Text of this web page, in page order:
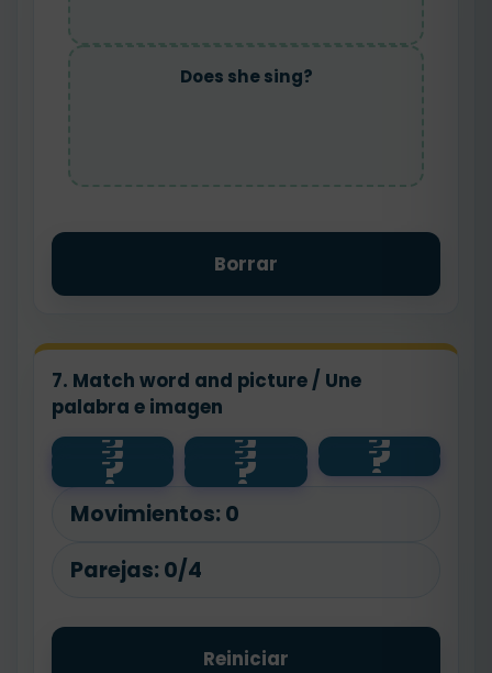
Does she sing?
Borrar
7. Match word and picture / Une
palabra e imagen
?
👦⚽ ?
Does he
play? ?
Do they
read?
?
🍎 ?
👧🎵 ?
Does she
sing?
?
Do you like
apples? ?
📚
Movimientos: 0
Parejas: 0/4
Reiniciar